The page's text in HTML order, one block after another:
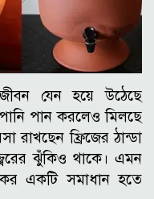
যেন হয়ে উঠেছে
পান করলেও মিলছে
রাখছেন ফ্রিজের ঠান্ডা
ঝুঁকিও থাকে। এমন
একটি সমাধান হতে